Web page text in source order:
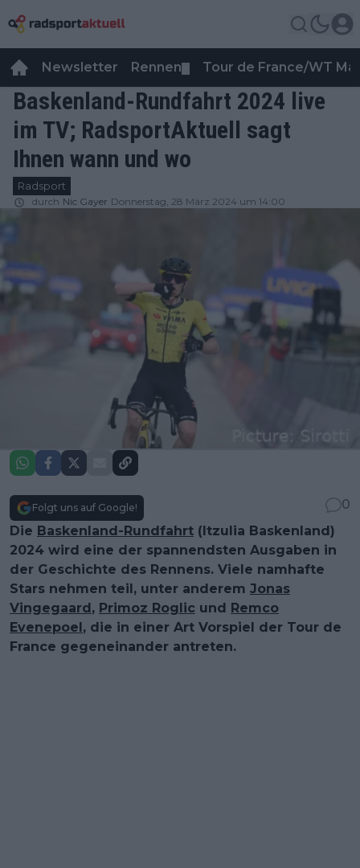
Newsletter Rennen Tour de France/WT
Baskenland-Rundfahrt 2024 live
im TV; RadsportAktuell sagt
Ihnen wann und wo
Radsport
durch Nic Gayer Donnerstag, 28 März 2024 um 14:00
Folgt uns auf Google!
0
Die Baskenland-Rundfahrt (Itzulia Baskenland)
2024 wird eine der spannendsten Ausgaben in
der Geschichte des Rennens. Viele namhafte
Stars nehmen teil, unter anderem Jonas
Vingegaard, Primoz Roglic und Remco
Evenepoel, die in einer Art Vorspiel der Tour de
France gegeneinander antreten.